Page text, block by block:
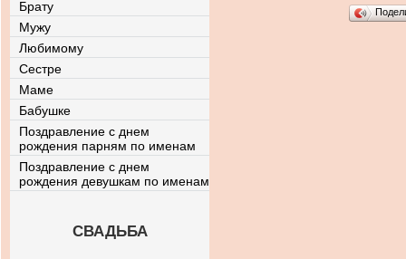
Брату
Мужу
Любимому
Сестре
Маме
Бабушке
Поздравление с днем
рождения парням по именам
Поздравление с днем
рождения девушкам по именам
СВАДЬБА